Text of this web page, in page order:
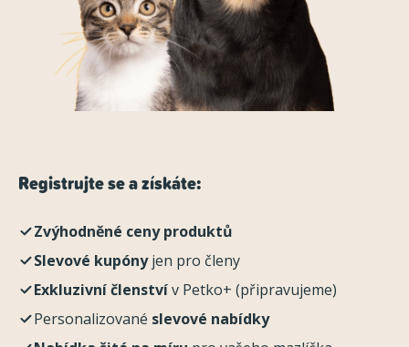
Registrujte se a získáte:
Zvýhodněné ceny produktů
Slevové kupónyjen pro členy
Exkluzivní členstvív Petko+ (připravujeme)
Personalizované slevové nabídky